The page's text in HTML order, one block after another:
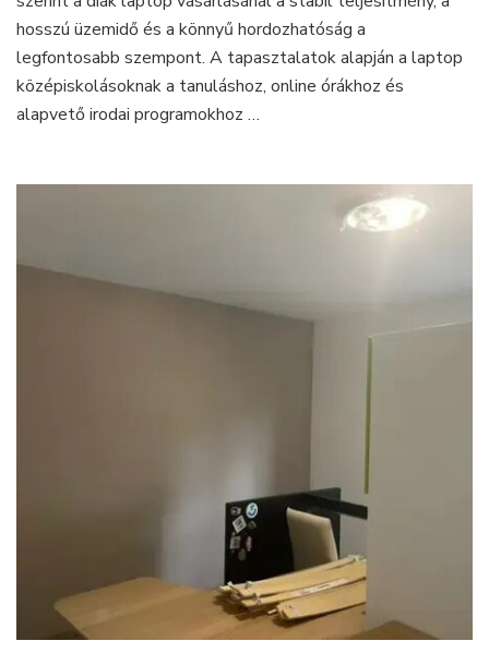
hosszú üzemidő és a könnyű hordozhatóság a
legfontosabb szempont. A tapasztalatok alapján a laptop
középiskolásoknak a tanuláshoz, online órákhoz és
alapvető irodai programokhoz …